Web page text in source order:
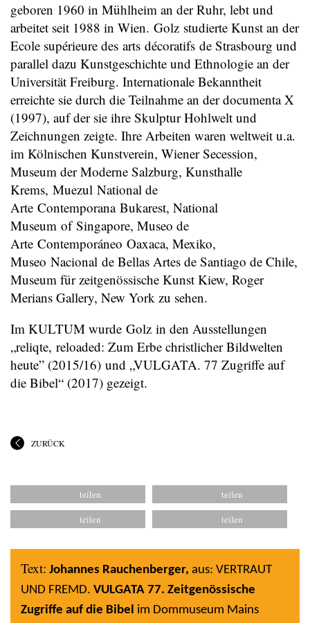
geboren 1960 in Mühlheim an der Ruhr, lebt und
arbeitet seit 1988 in Wien. Golz studierte Kunst an der
Ecole supérieure des arts décoratifs de Strasbourg und
parallel dazu Kunstgeschichte und Ethnologie an der
Universität Freiburg. Internationale Bekanntheit
erreichte sie durch die Teilnahme an der documenta X
(1997), auf der sie ihre Skulptur Hohlwelt und
Zeichnungen zeigte. Ihre Arbeiten waren weltweit u.a.
im Kölnischen Kunstverein, Wiener Secession,
Museum der Moderne Salzburg, Kunsthalle
Krems, Muezul National de
Arte Contemporana Bukarest, National
Museum of Singapore, Museo de
Arte Contemporáneo Oaxaca, Mexiko,
Museo Nacional de Bellas Artes de Santiago de Chile,
Museum für zeitgenössische Kunst Kiew, Roger
Merians Gallery, New York zu sehen.
Im KULTUM wurde Golz in den Ausstellungen
„reliqte, reloaded: Zum Erbe christlicher Bildwelten
heute” (2015/16) und „VULGATA. 77 Zugriffe auf
die Bibel“ (2017) gezeigt.
ZURÜCK
Text: Johannes Rauchenberger, aus: VERTRAUT
UND FREMD. VULGATA 77. Zeitgenössische
Zugriffe auf die Bibel im Dommuseum Mains